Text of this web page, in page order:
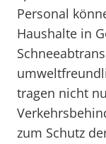
Personal
Haushalte in
tragen nicht
zum Schutz